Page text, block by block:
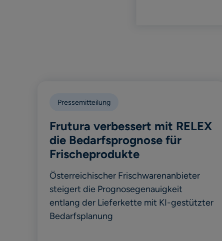
Pressemitteilung
Frutura verbessert mit RELEX
die Bedarfsprognose für
Frischeprodukte
Österreichischer Frischwarenanbieter
steigert die Prognosegenauigkeit
entlang der Lieferkette mit KI-gestützter
Bedarfsplanung